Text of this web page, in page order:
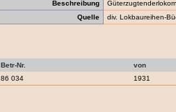
Beschreibung
Quelle
div. Lokbaureihen-
Betr-Nr.
von
86 034
1931